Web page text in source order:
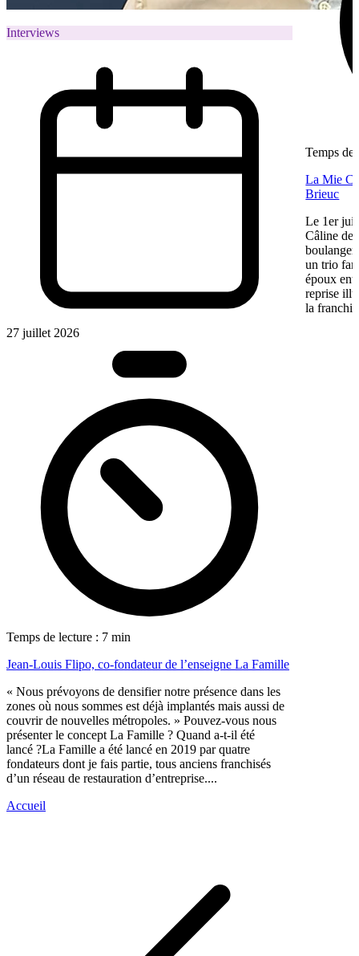
Interviews
27 juillet 2026
Temps de lecture : 7 min
Jean-Louis Flipo, co-fondateur de l’enseigne La Famille
« Nous prévoyons de densifier notre présence dans les
zones où nous sommes est déjà implantés mais aussi de
couvrir de nouvelles métropoles. » Pouvez-vous nous
présenter le concept La Famille ? Quand a-t-il été
lancé ?La Famille a été lancé en 2019 par quatre
fondateurs dont je fais partie, tous anciens franchisés
d’un réseau de restauration d’entreprise....
Temps de
La Mie
Brieuc
Le 1er
Câline de
un trio
époux
reprise
la
Accueil